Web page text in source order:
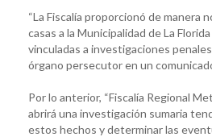
“La Fiscalía proporcionó de manera
casas a la Municipalidad de La
vinculadas a investigaciones
órgano persecutor en un
Por lo anterior, “Fiscalía Regional
abrirá una investigación sumaria
estos hechos y determinar las